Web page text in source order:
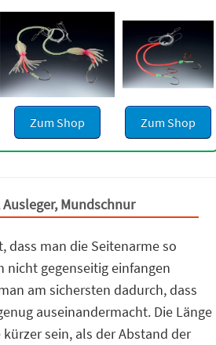
Zum Shop Zum Shop
Mundschnur
dass man die Seitenarme so
nicht gegenseitig einfangen
am sichersten dadurch, dass
auseinandermacht. Die Länge
sein, als der Abstand der